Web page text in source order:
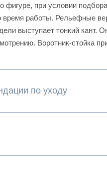
фигуре, при условии
время работы. Рельефные
выступает тонкий кант.
Воротник-стойка
по уходу